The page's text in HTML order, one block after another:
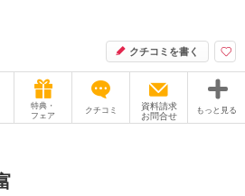
クチコミを書く
特典・
フェア
クチコミ
資料請求
お問合せ
もっと見る